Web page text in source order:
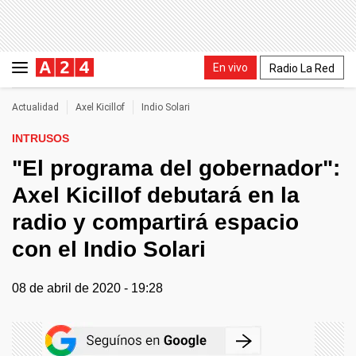
En vivo Radio La Red
Actualidad Axel Kicillof Indio Solari
INTRUSOS
"El programa del gobernador":
Axel Kicillof debutará en la
radio y compartirá espacio
con el Indio Solari
08 de abril de 2020 - 19:28